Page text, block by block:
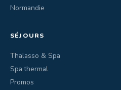
Normandie
SÉJOURS
Thalasso & Spa
Spa thermal
Promos